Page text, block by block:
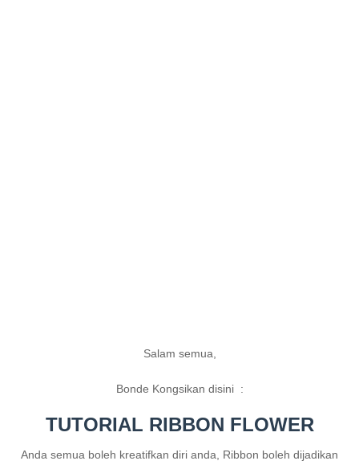
Salam semua,
Bonde Kongsikan disini :
TUTORIAL RIBBON FLOWER
Anda semua boleh kreatifkan diri anda, Ribbon boleh dijadikan